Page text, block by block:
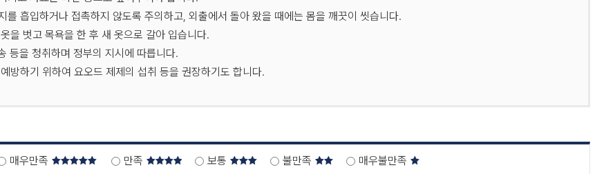
를 흡입하거나 접촉하지 않도록 주의하고, 외출에서 돌아 왔을 때에는 몸을 깨끗이 씻습니다.
을 벗고 목욕을 한 후 새 옷으로 갈아 입습니다.
등을 청취하며 정부의 지시에 따릅니다.
방하기 위하여 요오드 제제의 섭취 등을 권장하기도 합니다.
매우만족 만족 보통 불만족 매우불만족